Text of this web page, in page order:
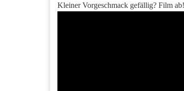
Kleiner Vorgeschmack gefällig? Film ab!